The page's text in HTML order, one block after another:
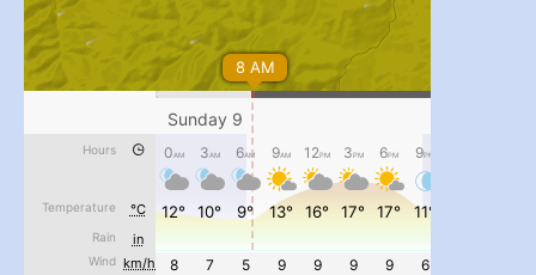
#PipIvanToday
#PipIvanWeather
...
pimrec_project